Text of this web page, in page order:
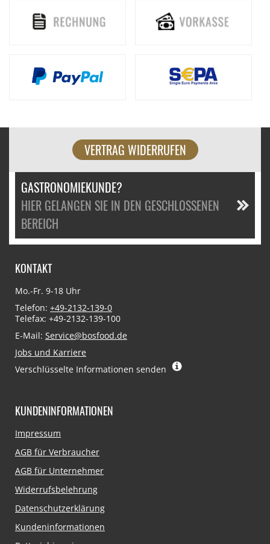
VERTRAG WIDERRUFEN
GASTRONOMIEKUNDE?
HIER GELANGEN SIE IN DEN GESCHLOSSENEN
BEREICH
KONTAKT
Mo.-Fr. 9-18 Uhr
Telefon: +49-2132-139-0
Telefax: +49-2132-139-100
E-Mail: Service@bosfood.de
Jobs und Karriere
Verschlüsselte Informationen senden
KUNDENINFORMATIONEN
Navigation
Impressum
AGB für Verbraucher
AGB für Unternehmer
Widerrufsbelehrung
Datenschutzerklärung
Kundeninformationen